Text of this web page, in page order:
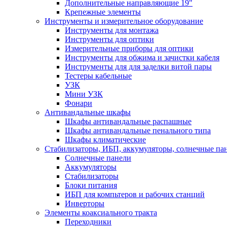
Дополнительные направляющие 19"
Крепежные элементы
Инструменты и измерительное оборудование
Инструменты для монтажа
Инструменты для оптики
Измерительные приборы для оптики
Инструменты для обжима и зачистки кабеля
Инструменты для для заделки витой пары
Тестеры кабельные
УЗК
Мини УЗК
Фонари
Антивандальные шкафы
Шкафы антивандальные распашные
Шкафы антивандальные пенального типа
Шкафы климатические
Стабилизаторы, ИБП, аккумуляторы, солнечные
Солнечные панели
Аккумуляторы
Стабилизаторы
Блоки питания
ИБП для компьтеров и рабочих станций
Инверторы
Элементы коаксиального тракта
Переходники